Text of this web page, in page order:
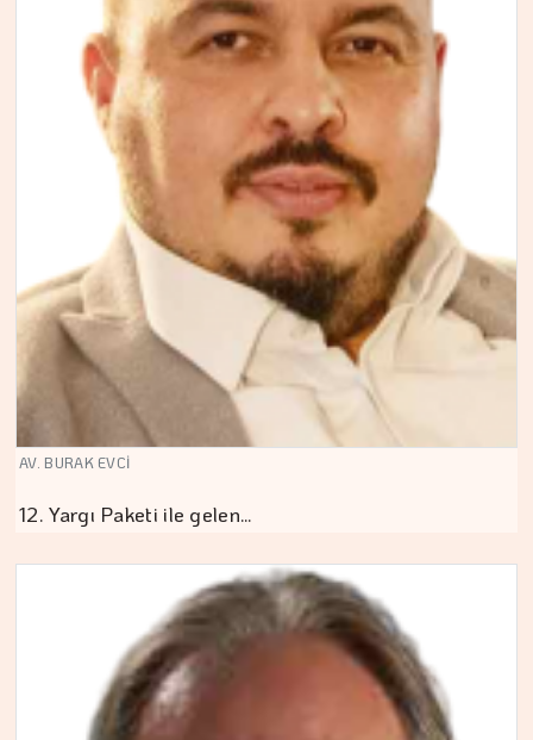
AV. BURAK EVCİ
12. Yargı Paketi ile gelen…